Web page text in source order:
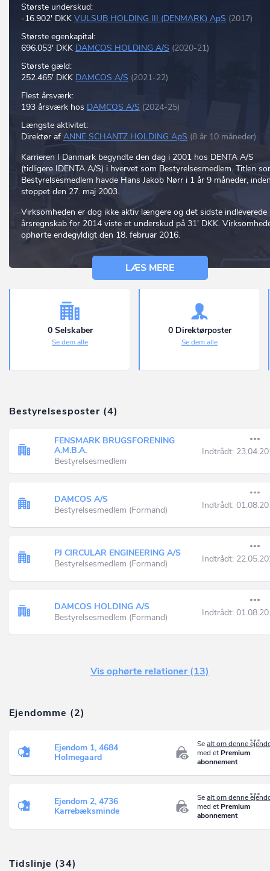
Største underskud:
-16.902' DKK VULSUB HOLDING III (DENMARK) ApS (2017)
Største egenkapital:
696.053' DKK DAMCOS HOLDING A/S (2020-21)
Største gæld:
252.465' DKK DAMCOS A/S (2021-22)
Flest årsværk:
193 årsværk hos DAMCOS A/S (2024-25)
Længste aktivitet:
Direktør af ANNE SCHANTZ HOLDING ApS (8 år 10 måneder)
Karrieren I Danmark begyndte den dag i 2001 hos DENTA A/S
(tidligere IDENTA A/S) i hvervet som Bestyrelsesmedlem. Titlen
Bestyrelsesmedlem havde Hans Jakob Nørr i 1 år 9 måneder,
stoppet den 27. maj 2003.
Virksomheden er dog ikke aktiv længere og det sidste indleverede
årsregnskab for 2014 viste et underskud på 31' DKK.
ophørte endegyldigt den 18. februar 2016.
LÆS MERE
0 Selskaber
Se dem alle
0 Direktørposter
Se dem alle
Bestyrelsesposter (4)
FENSMARK BRUGSFORENING
A.M.B.A.
Bestyrelsesmedlem
Indtrådt:
DAMCOS A/S
Bestyrelsesmedlem (Formand)
Indtrådt:
PJ CIRCULAR ENGINEERING A/S
Bestyrelsesmedlem (Formand)
Indtrådt:
DAMCOS HOLDING A/S
Bestyrelsesmedlem (Formand)
Indtrådt:
Vis ophørte relationer (13)
Ejendomme (2)
Sealt om denne
med et Premium
abonnement
Ejendom 1, 4684
Holmegaard
Sealt om denne
med et Premium
abonnement
Ejendom 2, 4736
Karrebæksminde
Tidslinje (34)